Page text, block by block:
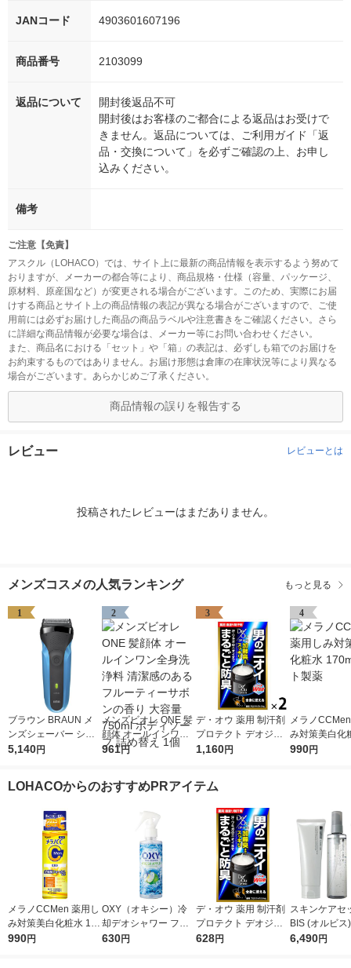
JANコード 4903601607196
商品番号 2103099
返品について
開封後返品不可
開封後はお客様のご都合による返品はお受けで
きません。返品については、ご利用ガイド「返
品・交換について」を必ずご確認の上、お申し
込みください。
備考
ご注意【免責】
アスクル（LOHACO）では、サイト上に最新の商品情報を表示するよう努めて
おりますが、メーカーの都合等により、商品規格・仕様（容量、パッケージ、
原材料、原産国など）が変更される場合がございます。このため、実際にお届
けする商品とサイト上の商品情報の表記が異なる場合がございますので、ご使
用前には必ずお届けした商品の商品ラベルや注意書きをご確認ください。さら
に詳細な商品情報が必要な場合は、メーカー等にお問い合わせください。
また、商品名における「セット」や「箱」の表記は、必ずしも箱でのお届けを
お約束するものではありません。お届け形態は倉庫の在庫状況等により異なる
場合がございます。あらかじめご了承ください。
商品情報の誤りを報告する
レビュー レビューとは
投稿されたレビューはまだありません。
メンズコスメの人気ランキング もっと見る
1
ブラウン BRAUN メ
ンズシェーバー シリ
ーズ3 3枚刃 お風呂剃
り
5,140円
2
メンズビオレ ONE 髪
顔体 オールインワン
全身洗浄料 清潔感の
ml ボディソープ 詰め
961円
3
デ・オウ 薬用 制汗剤
プロテクト デオジャ
ム 全身用 男性用 加齢
1,160円
4
メラノ
み対策美白化
ml ロート製薬
990円
LOHACOからのおすすめPRアイテム
メラノCCMen 薬用し
み対策美白化粧水 170
ml ロート製薬
990円
OXY（オキシー）冷
却デオシャワー フレ
ッシュアップルの香り
630円
デ・オウ 薬用 制汗剤
プロテクト デオジャ
ム 全身用 男性用 加齢
628円
スキンケアセ
BIS (オルビス
ー3ステップ
6,490円